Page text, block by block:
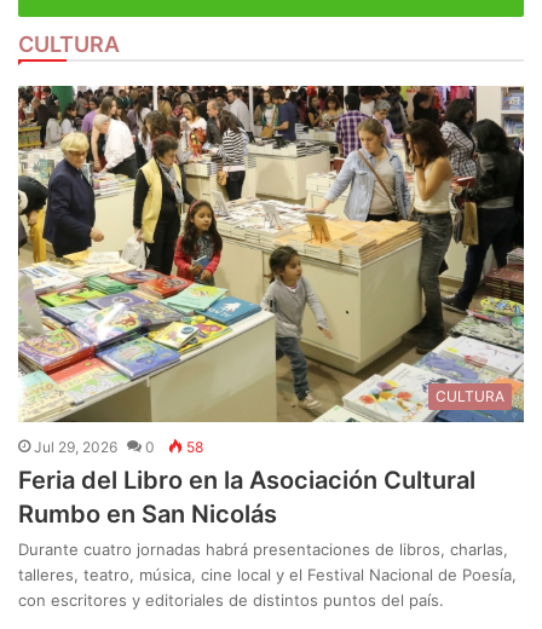
CULTURA
CULTURA
Jul 29, 2026 0 58
Feria del Libro en la Asociación Cultural
Rumbo en San Nicolás
Durante cuatro jornadas habrá presentaciones de libros, charlas,
talleres, teatro, música, cine local y el Festival Nacional de Poesía,
con escritores y editoriales de distintos puntos del país.